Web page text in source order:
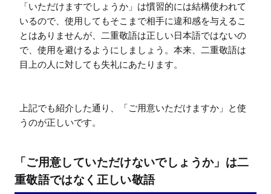
「いただけますでしょうか」は慣習的には結構使われて
いるので、使用してもそこまで相手に違和感を与えるこ
とはありませんが、二重敬語は正しい日本語ではないの
で、使用を避けるようにしましょう。本来、二重敬語は
目上の人に対しても失礼にあたります。
上記でも紹介した通り、「ご用意いただけますか」と使
うのが正しいです。
「ご用意していただけないでしょうか」は二
重敬語ではなく正しい敬語